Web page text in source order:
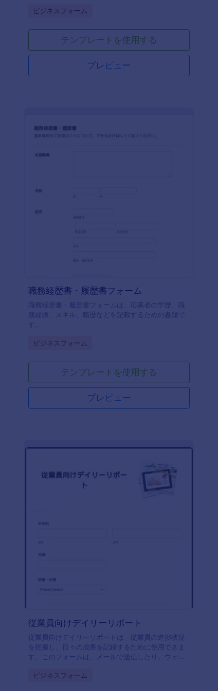
Go to Category:
ビジネスフォーム
テンプレートを使用する
プレビュー
職務経歴書・履歴書フォーム
職務経歴書・履歴書フォームは、応募者の学歴、職
務経験、スキル、職歴などを記載するための書類で
す。
Go to Category:
ビジネスフォーム
テンプレートを使用する
プレビュー
従業員向けデイリーリポート
従業員向けデイリーリポートは、従業員の進捗状況
を把握し、日々の成果を記録するために使用できま
す。このフォームは、メールで送信したり、ウェブ
ます。また、従業員だけが記入できるようにパスワ
Go to Category:
ビジネスフォーム